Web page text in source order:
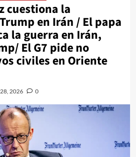
cuestiona la
en Irán / El papa
la guerra en Irán,
El G7 pide no
civiles en Oriente
2026 0